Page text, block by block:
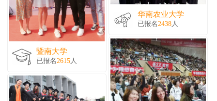
暨南大学
已报名2615人
华南农业大学
已报名2438人